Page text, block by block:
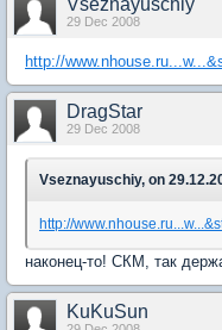
29 Dec 2008
http://
DragStar
29 Dec 2008
Vseznayuschiy, on
http://
наконец-то! СКМ, так
KuKuSun